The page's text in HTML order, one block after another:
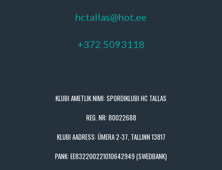
hctallas@hot.ee
+372 5093118
KLUBI AMETLIK NIMI: SPORDIKLUBI HC TALLAS
REG. NR: 80022688
KLUBI AADRESS: ÜMERA 2-37, TALLINN 13817
PANK: EE832200221010642949 (SWEDBANK)